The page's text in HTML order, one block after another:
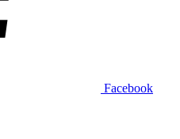
Facebook